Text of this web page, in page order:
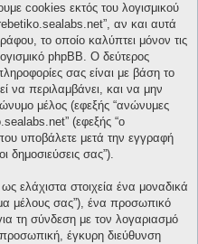
cookies εκτός του λογισμικού
αν και αυτά
το οποίο καλύπτει μόνον τις
phpBB. Ο δεύτερος
σας είναι με βάση το
να περιλαμβάνει, και να μην
μέλος (εφεξής “ανώνυμες
(εφεξής “ο
υποβάλετε μετά την εγγραφή
δημοσιεύσεις σας”).
ελάχιστα στοιχεία ένα μοναδικά
μέλους σας”), ένα προσωπικό
τη σύνδεση με τον λογαριασμό
έγκυρη διεύθυνση